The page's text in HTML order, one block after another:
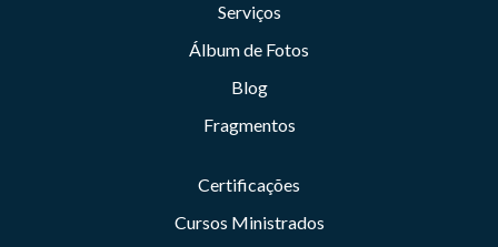
Serviços
Álbum de Fotos
Blog
Fragmentos
Certificações
Cursos Ministrados